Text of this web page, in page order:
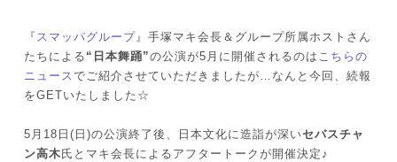
『 スマッパグループ』手塚マキ会長＆グループ所属ホストさん
たちによる “日本舞踊”の公演が5月に開催されるのは こちらの
ニュースでご紹介させていただきましたが…なんと今回、続報
をGETいたしました☆
5月18日(日)の公演終了後、日本文化に造詣が深いセバスチャ
ン高木氏とマキ会長によるアフタートークが開催決定♪